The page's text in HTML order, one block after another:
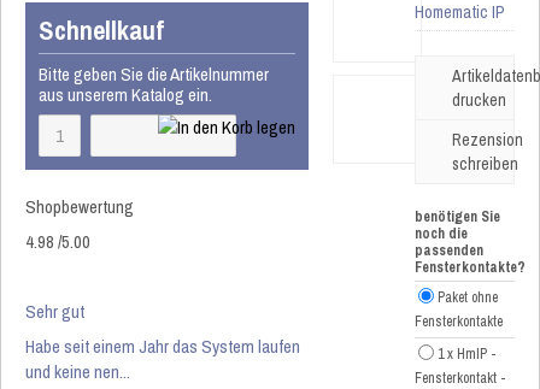
Schnellkauf
Bitte geben Sie die Artikelnummer
aus unserem Katalog ein.
Shopbewertung
4.98/5.00
Sehr gut
Habe seit einem Jahr das System laufen
und keine nen...
Homematic IP
drucken
Rezension
schreiben
benötigen Sie
noch die
passenden
Fensterkontakte?
Paket ohne
Fensterkontakte
1 x HmIP -
Fensterkontakt -